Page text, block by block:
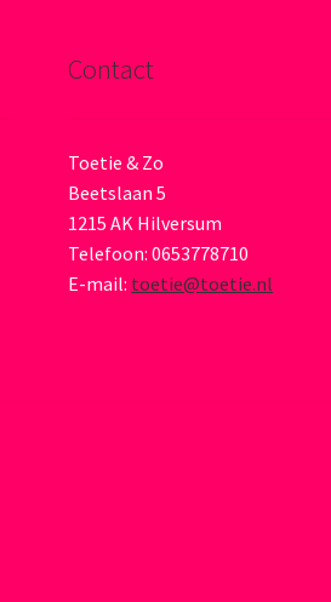
Contact
Toetie & Zo
Beetslaan 5
1215 AK Hilversum
Telefoon: 0653778710
E-mail: toetie@toetie.nl